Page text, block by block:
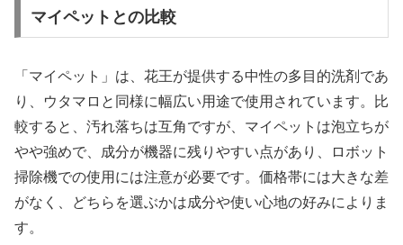
マイペットとの比較
「マイペット」は、花王が提供する中性の多目的洗剤であ
り、ウタマロと同様に幅広い用途で使用されています。比
較すると、汚れ落ちは互角ですが、マイペットは泡立ちが
やや強めで、成分が機器に残りやすい点があり、ロボット
掃除機での使用には注意が必要です。価格帯には大きな差
がなく、どちらを選ぶかは成分や使い心地の好みによりま
す。